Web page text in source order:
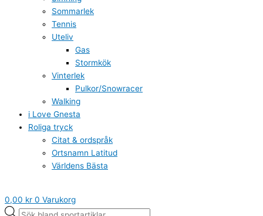
Sommarlek
Tennis
Uteliv
Gas
Stormkök
Vinterlek
Pulkor/Snowracer
Walking
i Love Gnesta
Roliga tryck
Citat & ordspråk
Ortsnamn Latitud
Världens Bästa
0,00 kr 0 Varukorg